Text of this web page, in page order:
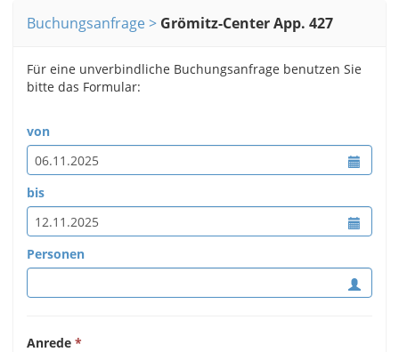
Buchungsanfrage Grömitz-Center App. 427
Für eine unverbindliche Buchungsanfrage benutzen Sie
bitte das Formular:
von
bis
Personen
Anrede